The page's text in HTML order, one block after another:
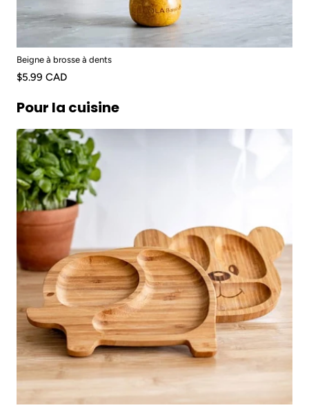
Beigne à brosse à dents
$5.99 CAD
Pour la cuisine